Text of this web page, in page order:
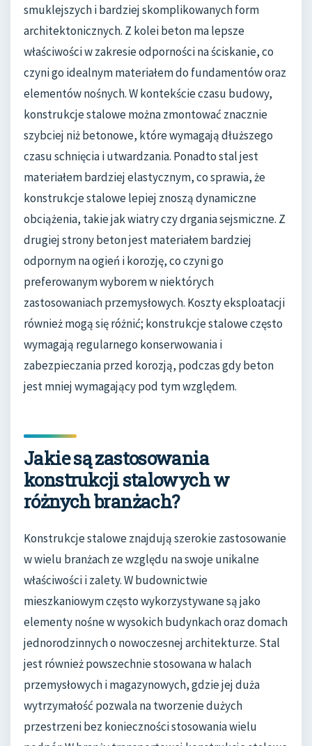
smuklejszych i bardziej skomplikowanych form
architektonicznych. Z kolei beton ma lepsze
właściwości w zakresie odporności na ściskanie, co
czyni go idealnym materiałem do fundamentów oraz
elementów nośnych. W kontekście czasu budowy,
konstrukcje stalowe można zmontować znacznie
szybciej niż betonowe, które wymagają dłuższego
czasu schnięcia i utwardzania. Ponadto stal jest
materiałem bardziej elastycznym, co sprawia, że
konstrukcje stalowe lepiej znoszą dynamiczne
obciążenia, takie jak wiatry czy drgania sejsmiczne. Z
drugiej strony beton jest materiałem bardziej
odpornym na ogień i korozję, co czyni go
preferowanym wyborem w niektórych
zastosowaniach przemysłowych. Koszty eksploatacji
również mogą się różnić; konstrukcje stalowe często
wymagają regularnego konserwowania i
zabezpieczania przed korozją, podczas gdy beton
jest mniej wymagający pod tym względem.
Jakie są zastosowania
konstrukcji stalowych w
różnych branżach?
Konstrukcje stalowe znajdują szerokie zastosowanie
w wielu branżach ze względu na swoje unikalne
właściwości i zalety. W budownictwie
mieszkaniowym często wykorzystywane są jako
elementy nośne w wysokich budynkach oraz domach
jednorodzinnych o nowoczesnej architekturze. Stal
jest również powszechnie stosowana w halach
przemysłowych i magazynowych, gdzie jej duża
wytrzymałość pozwala na tworzenie dużych
przestrzeni bez konieczności stosowania wielu